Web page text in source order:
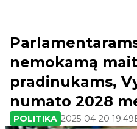
nemokamą
pradinukams,
numato 2028
POLITIKA 2025-04-20 19:49